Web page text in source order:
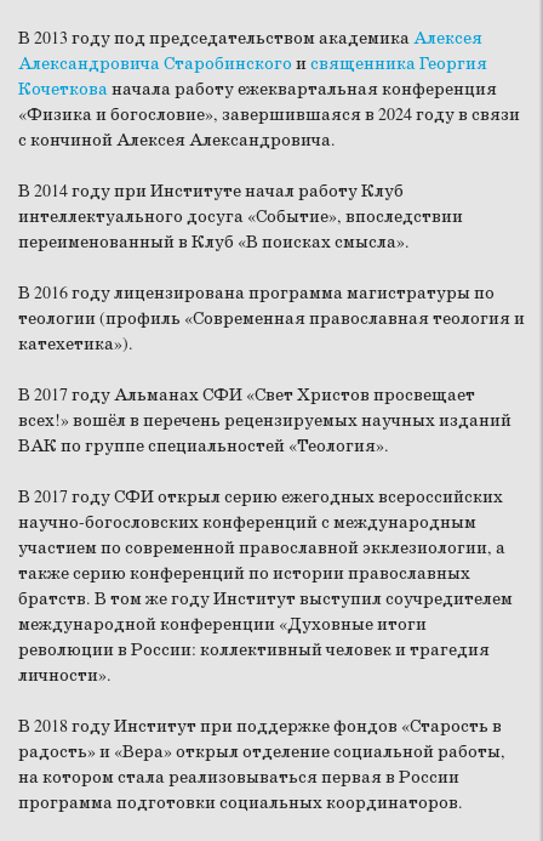
В 2013 году под председательством академикаАлексея
Александровича Старобинского исвященника Георгия
Кочеткованачала работу ежеквартальная конференция
«Физика и богословие», завершившаяся в 2024 году в связи
с кончиной Алексея Александровича.
В 2014 году при Институте начал работу Клуб
интеллектуального досуга «Событие», впоследствии
переименованный в Клуб «В поисках смысла».
В 2016 году лицензирована программа магистратуры по
теологии (профиль «Современная православная теология и
катехетика»).
В 2017 году Альманах СФИ «Свет Христов просвещает
всех!» вошёл в перечень рецензируемых научных изданий
ВАК по группе специальностей «Теология».
В 2017 году СФИ открыл серию ежегодных всероссийских
научно-богословских конференций с международным
участием по современной православной экклезиологии, а
также серию конференций по истории православных
братств. В том же году Институт выступил соучредителем
международной конференции «Духовные итоги
революции в России: коллективный человек и трагедия
личности».
В 2018 году Институт при поддержке фондов «Старость в
радость» и «Вера» открыл отделение социальной работы,
на котором стала реализовываться первая в России
программа подготовки социальных координаторов.